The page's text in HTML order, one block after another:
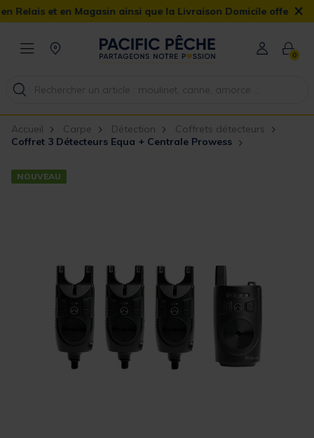
ainsi que la Livraison Domicile offerte dès 90€ ×
0
Accueil Carpe Détection
Coffrets détecteurs
Coffret 3 Détecteurs Equa + Centrale Prowess
NOUVEAU